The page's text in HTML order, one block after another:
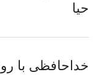
حیا
خداحافظی با